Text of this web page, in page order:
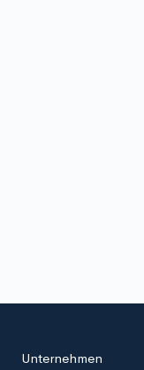
Unternehmen